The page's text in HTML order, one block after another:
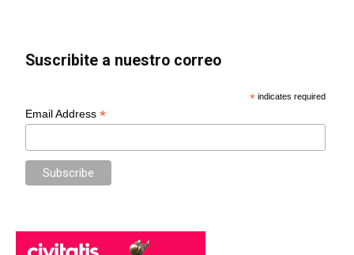
Suscribite a nuestro correo
* indicates required
Email Address*